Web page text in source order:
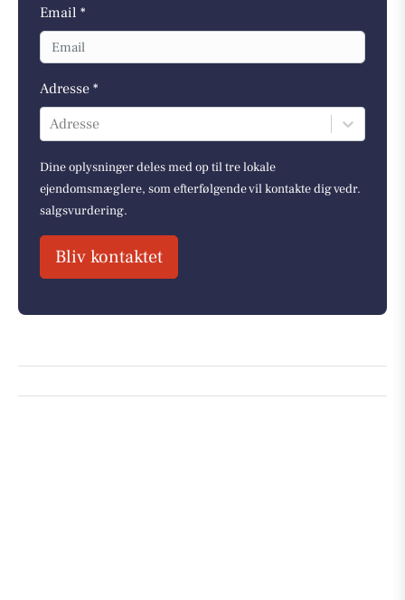
Email *
Adresse *
Adresse
Dine oplysninger deles med op til tre lokale
ejendomsmæglere, som efterfølgende vil kontakte dig vedr.
salgsvurdering.
Bliv kontaktet